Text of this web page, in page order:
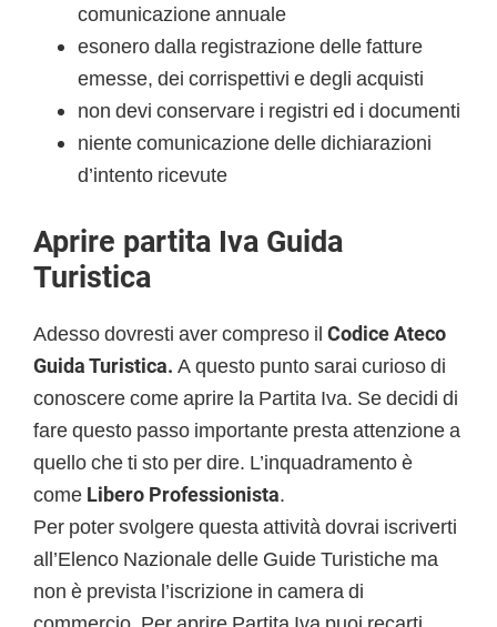
comunicazione annuale
esonero dalla registrazione delle fatture
emesse, dei corrispettivi e degli acquisti
non devi conservare i registri ed i documenti
niente comunicazione delle dichiarazioni
d’intento ricevute
Aprire partita Iva Guida
Turistica
Adesso dovresti aver compreso il Codice Ateco
Guida Turistica. A questo punto sarai curioso di
conoscere come aprire la Partita Iva. Se decidi di
fare questo passo importante presta attenzione a
quello che ti sto per dire. L’inquadramento è
come Libero Professionista.
Per poter svolgere questa attività dovrai iscriverti
all’Elenco Nazionale delle Guide Turistiche ma
non è prevista l’iscrizione in camera di